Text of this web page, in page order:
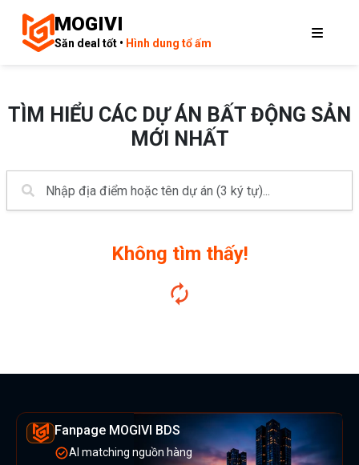
MOGIVI
Săn deal tốt • Hình dung tổ ấm
TÌM HIỂU CÁC DỰ ÁN BẤT ĐỘNG SẢN
MỚI NHẤT
Không tìm thấy!
Fanpage MOGIVI BDS
AI matching nguồn hàng